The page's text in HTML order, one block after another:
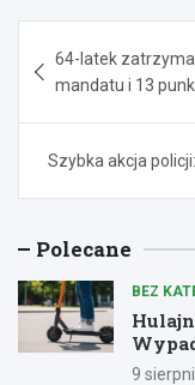
wpisu
64-latek
mandatu i 13
Szybka akcja
Polecane
BEZ
9